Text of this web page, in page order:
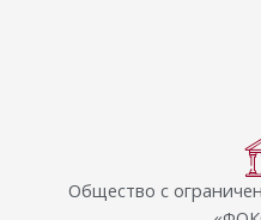
Общество с